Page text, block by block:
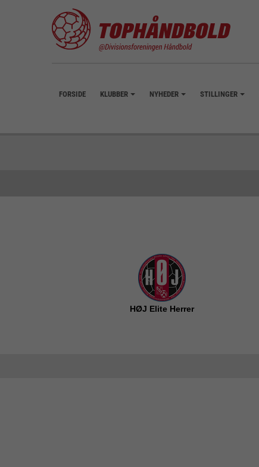
FORSIDE KLUBBER NYHEDER STILLINGER
HØJ Elite Herrer